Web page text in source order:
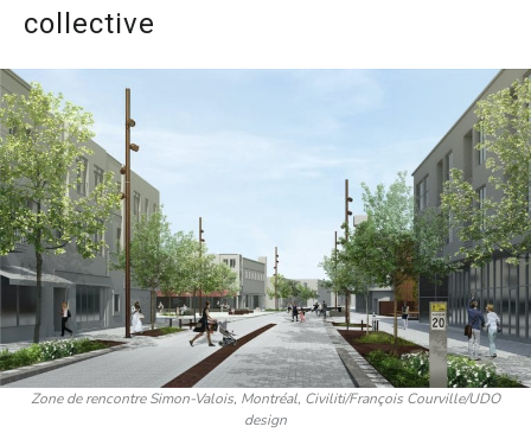
collective
Zone de rencontre Simon-Valois, Montréal, Civiliti/François Courville/UDO
design